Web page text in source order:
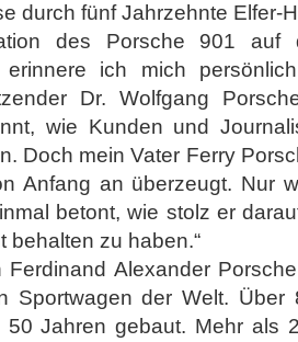
durch fünf Jahrzehnte Elfer-
des Porsche 901 auf
erinnere ich mich
Dr. Wolfgang
wie Kunden und
Doch mein Vater Ferry
Anfang an überzeugt. Nur
betont, wie stolz er
behalten zu haben.“
Alexander
Sportwagen der Welt.
50 Jahren gebaut. Mehr als